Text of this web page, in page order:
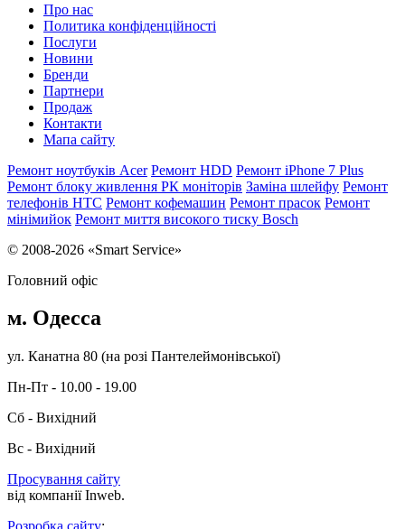
Про нас
Политика конфіденційності
Послуги
Новини
Бренди
Партнери
Продаж
Контакти
Мапа сайту
Ремонт ноутбуків Acer Ремонт HDD Ремонт iPhone 7 Plus
Ремонт блоку живлення РК моніторів Заміна шлейфу Ремонт
телефонів HTC Ремонт кофемашин Ремонт прасок Ремонт
мінімийок Ремонт миття високого тиску Bosch
© 2008-2026 «Smart Service»
Головний офіс
м. Одесса
ул. Канатна 80 (на розі Пантелеймонівської)
Пн-Пт - 10.00 - 19.00
Сб - Вихідний
Вс - Вихідний
Просування сайту
від компанії Inweb.